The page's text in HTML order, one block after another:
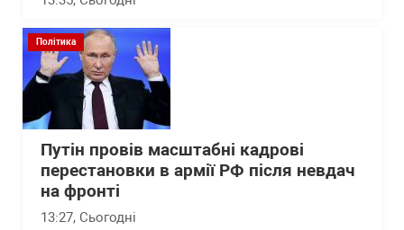
Політика
Путін провів масштабні кадрові
перестановки в армії РФ після невдач
на фронті
13:27, Сьогодні